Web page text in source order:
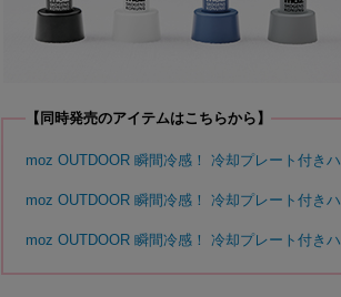
【同時発売のアイテムはこちらから】
moz OUTDOOR 瞬間冷感！ 冷却プレート付き
moz OUTDOOR 瞬間冷感 ！ 冷却プレート付き
moz OUTDOOR 瞬間冷感 ！ 冷却プレート付き